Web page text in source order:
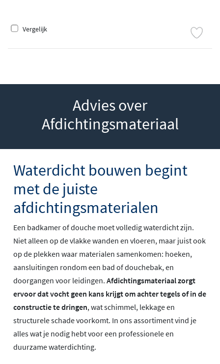
Vergelijk
Advies over
Afdichtingsmateriaal
Waterdicht bouwen begint
met de juiste
afdichtingsmaterialen
Een badkamer of douche moet volledig waterdicht zijn.
Niet alleen op de vlakke wanden en vloeren, maar juist ook
op de plekken waar materialen samenkomen: hoeken,
aansluitingen rondom een bad of douchebak, en
doorgangen voor leidingen. Afdichtingsmateriaal zorgt
ervoor dat vocht geen kans krijgt om achter tegels of in de
constructie te dringen, wat schimmel, lekkage en
structurele schade voorkomt. In ons assortiment vind je
alles wat je nodig hebt voor een professionele en
duurzame waterdichting.